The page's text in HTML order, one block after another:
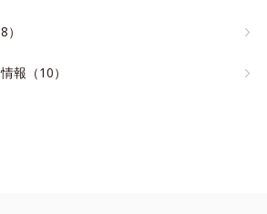
報（10）